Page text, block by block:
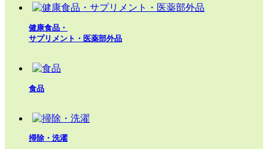
健康食品・
サプリメント・医薬部外品
食品
掃除・洗濯